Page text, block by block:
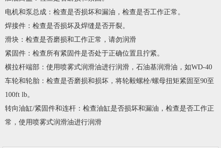
电机和泵总成：检查是否损坏和漏油，检查是否工作正常。
焊接件：检查是否损坏及焊缝是否开裂。
滑块：检查是否磨损和工作正常，请勿润滑
紧固件：检查所有紧固件是否处于正确位置且拧紧。
横拉杆端部：使用喷雾式润滑油进行润滑，石油基润滑油，如WD-40
车轮和轮胎：检查是否磨损和损坏，将轮毅螺栓/螺母扭矩紧固至90至
100ft lb。
转向油缸/紧固件和连杆：检查油缸是否损坏和漏油，检查是否工作正
常，使用喷雾式润滑油进行润滑